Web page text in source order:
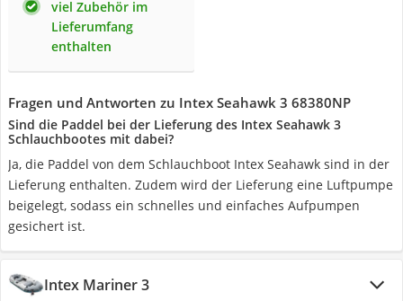
viel Zubehör im
Lieferumfang
enthalten
Fragen und Antworten zu Intex Seahawk 3 68380NP
Sind die Paddel bei der Lieferung des Intex Seahawk 3
Schlauchbootes mit dabei?
Ja, die Paddel von dem Schlauchboot Intex Seahawk sind in der
Lieferung enthalten. Zudem wird der Lieferung eine Luftpumpe
beigelegt, sodass ein schnelles und einfaches Aufpumpen
gesichert ist.
Intex Mariner 3